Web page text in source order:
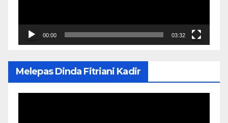
00:00 03:32
Melepas Dinda Fitriani Kadir